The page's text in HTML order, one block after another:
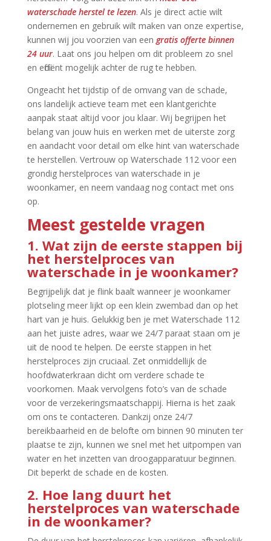
waterschade herstel te lezen.​ Als je direct actie wilt
ondernemen en gebruik wilt maken van onze expertise,
kunnen wij jou voorzien van een gratis offerte binnen
24 uur.​ Laat ons jou helpen om dit probleem zo snel
en efficiënt mogelijk achter de rug te hebben.​
Ongeacht het tijdstip of de omvang van de schade,
ons landelijk actieve team met een klantgerichte
aanpak staat altijd voor jou klaar.​ Wij begrijpen het
belang van jouw huis en werken met de uiterste zorg
en aandacht voor detail om elke hint van waterschade
te herstellen.​ Vertrouw op Waterschade 112 voor een
grondig herstelproces van waterschade in je
woonkamer, en neem vandaag nog contact met ons
op.​
Meest gestelde vragen
1.​ Wat zijn de eerste stappen bij
het herstelproces van
waterschade in je woonkamer?
Begrijpelijk dat je flink baalt wanneer je woonkamer
plotseling meer lijkt op een klein zwembad dan op het
hart van je huis.​ Gelukkig ben je met Waterschade 112
aan het juiste adres, waar we 24/7 paraat staan om je
uit de nood te helpen.​ De eerste stappen in het
herstelproces zijn cruciaal.​ Zet onmiddellijk de
hoofdwaterkraan dicht om verdere schade te
voorkomen.​ Maak vervolgens foto’s van de schade
voor de verzekeringsmaatschappij.​ Hierna is het zaak
om ons te contacteren.​ Dankzij onze 24/7
bereikbaarheid en de belofte om binnen 90 minuten ter
plaatse te zijn, kunnen we snel met het uitpompen van
water en het inzetten van droogapparatuur beginnen.​
Dit beperkt de schade en de kosten.​
2.​ Hoe lang duurt het
herstelproces van waterschade
in de woonkamer?